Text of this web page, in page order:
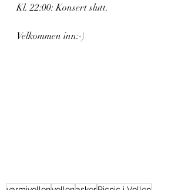
Kl. 22:00: Konsert slutt.
Velkommen inn:-)